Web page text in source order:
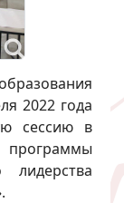
2022 года
сессию в
лидерства